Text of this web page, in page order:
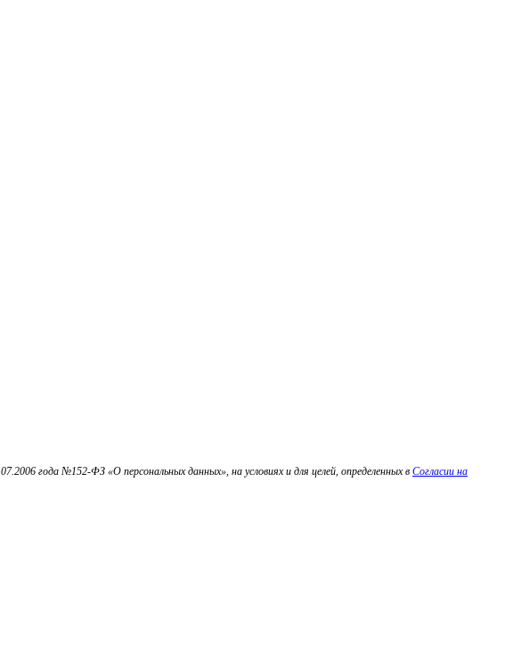
года №152-ФЗ «О персональных данных», на условиях и для целей, определенных в Согласии на